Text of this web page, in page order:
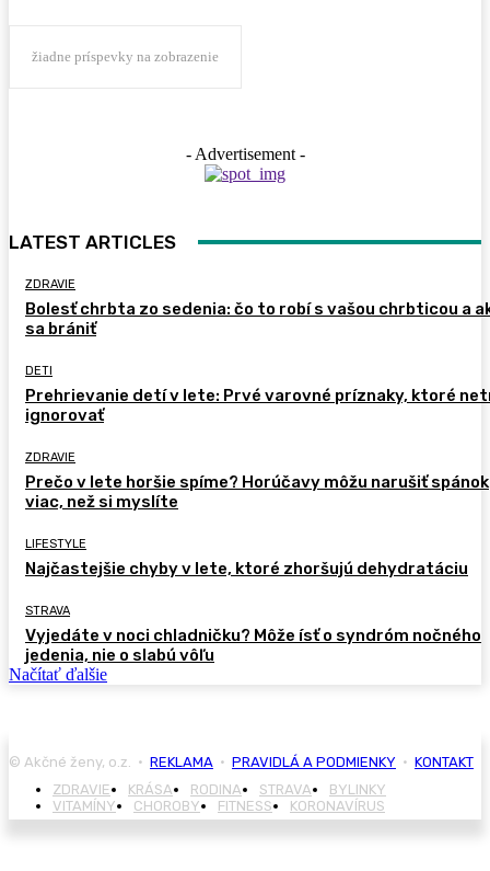
žiadne príspevky na zobrazenie
- Advertisement -
LATEST ARTICLES
ZDRAVIE
Bolesť chrbta zo sedenia: čo to robí s vašou chrbticou a
sa brániť
DETI
Prehrievanie detí v lete: Prvé varovné príznaky, ktoré
ignorovať
ZDRAVIE
Prečo v lete horšie spíme? Horúčavy môžu narušiť spánok
viac, než si myslíte
LIFESTYLE
Najčastejšie chyby v lete, ktoré zhoršujú dehydratáciu
STRAVA
Vyjedáte v noci chladničku? Môže ísť o syndróm nočného
jedenia, nie o slabú vôľu
Načítať ďalšie
© Akčné ženy, o.z. • REKLAMA • PRAVIDLÁ A PODMIENKY • KONTAKT
ZDRAVIE
KRÁSA RODINA STRAVA
BYLINKY
VITAMÍNY
CHOROBY FITNESS KORONAVÍRUS